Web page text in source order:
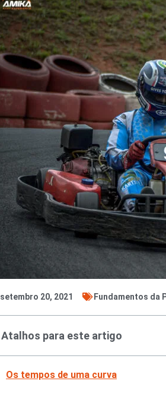
setembro 20, 2021 Fundamentos da
Atalhos para este artigo
Os tempos de uma curva